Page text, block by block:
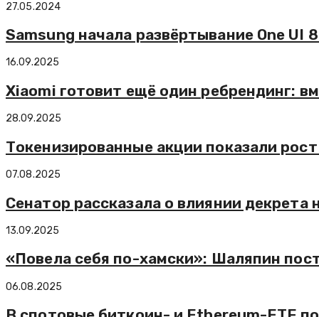
27.05.2024
Samsung начала развёртывание One UI
16.09.2025
Xiaomi готовит ещё один ребрендинг:
28.09.2025
Токенизированные акции показали
07.08.2025
Сенатор рассказала о влиянии
13.09.2025
«Повела себя по-хамски»: Шаляпин
06.08.2025